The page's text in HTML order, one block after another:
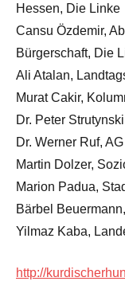
Hessen, Die Linke
Cansu Özdemir,
Bürgerschaft, Die
Ali Atalan,
Murat Cakir,
Dr. Peter
Dr. Werner Ruf,
Martin Dolzer,
Marion Padua,
Bärbel
Yilmaz Kaba,
http://